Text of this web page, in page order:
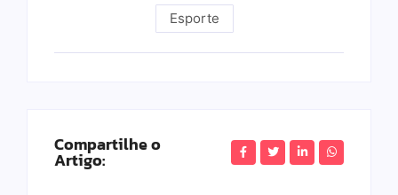
Esporte
Compartilhe o
Artigo: